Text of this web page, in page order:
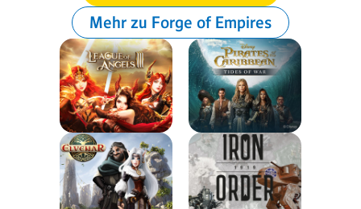
Mehr zu Forge of Empires